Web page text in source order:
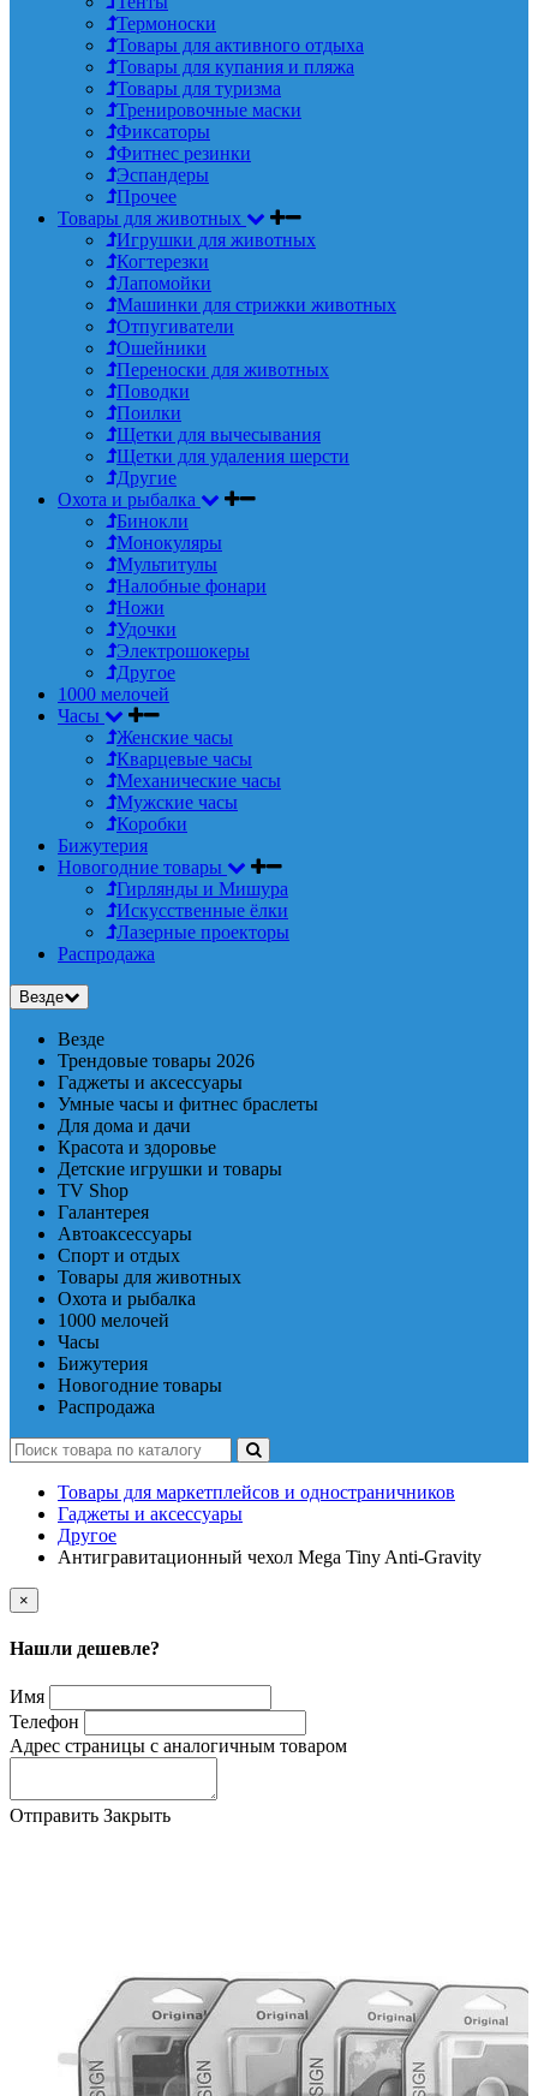
Термоноски
Товары для активного отдыха
Товары для купания и пляжа
Товары для туризма
Тренировочные маски
Фиксаторы
Фитнес резинки
Эспандеры
Прочее
Товары для животных
Игрушки для животных
Когтерезки
Лапомойки
Машинки для стрижки животных
Отпугиватели
Ошейники
Переноски для животных
Поводки
Поилки
Щетки для вычесывания
Щетки для удаления шерсти
Другие
Охота и рыбалка
Бинокли
Монокуляры
Мультитулы
Налобные фонари
Ножи
Удочки
Электрошокеры
Другое
1000 мелочей
Часы
Женские часы
Кварцевые часы
Механические часы
Мужские часы
Коробки
Бижутерия
Новогодние товары
Гирлянды и Мишура
Искусственные ёлки
Лазерные проекторы
Распродажа
Везде
Везде
Трендовые товары 2026
Гаджеты и аксессуары
Умные часы и фитнес браслеты
Для дома и дачи
Красота и здоровье
Детские игрушки и товары
TV Shop
Галантерея
Автоаксессуары
Спорт и отдых
Товары для животных
Охота и рыбалка
1000 мелочей
Часы
Бижутерия
Новогодние товары
Распродажа
Товары для маркетплейсов и одностраничников
Гаджеты и аксессуары
Другое
Антигравитационный чехол Mega Tiny Anti-Gravity
×
Нашли дешевле?
Имя
Телефон
Адрес страницы с аналогичным товаром
Отправить Закрыть